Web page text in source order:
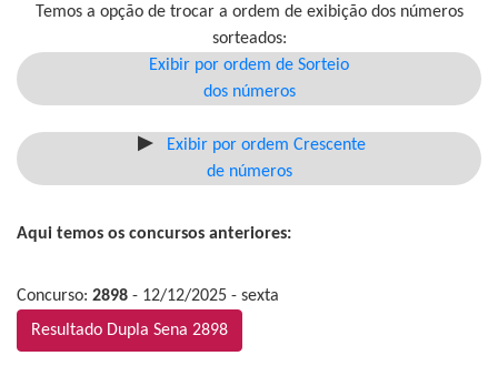
Temos a opção de trocar a ordem de exibição dos números
sorteados:
Exibir por ordem de Sorteio
dos números
Exibir por ordem Crescente
de números
Aqui temos os concursos anteriores:
Concurso: 2898 - 12/12/2025 - sexta
Resultado Dupla Sena 2898